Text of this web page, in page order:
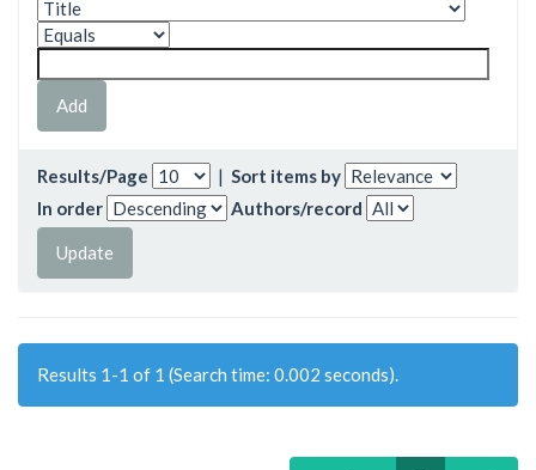
Results/Page | Sort items by
In order
Authors/record
Results 1-1 of 1 (Search time: 0.002 seconds).